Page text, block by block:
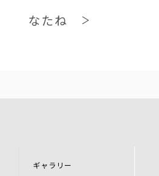
なたね
ギャラリー